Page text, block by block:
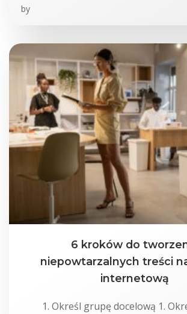
by
6 kroków do
niepowtarzalnych treści
internetową
1. Określ grupę docelową 1.